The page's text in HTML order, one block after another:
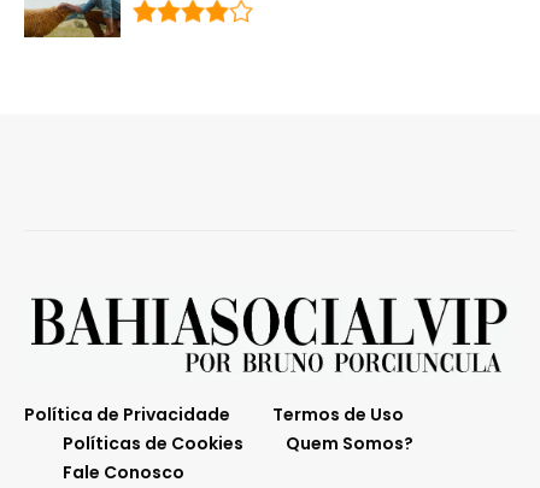
Política de Privacidade
Termos de Uso
Políticas de Cookies
Quem Somos?
Fale Conosco